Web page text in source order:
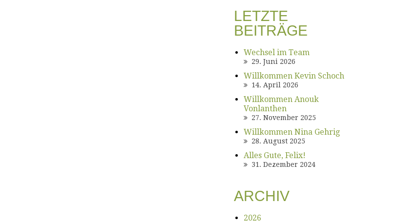
LETZTE
BEITRÄGE
Wechsel im Team
29. Juni 2026
Willkommen Kevin Schoch
14. April 2026
Willkommen Anouk
Vonlanthen
27. November 2025
Willkommen Nina Gehrig
28. August 2025
Alles Gute, Felix!
31. Dezember 2024
ARCHIV
2026